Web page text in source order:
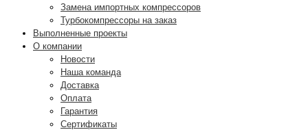
Замена импортных компрессоров
Турбокомпрессоры на заказ
Выполненные проекты
О компании
Новости
Наша команда
Доставка
Оплата
Гарантия
Сертификаты